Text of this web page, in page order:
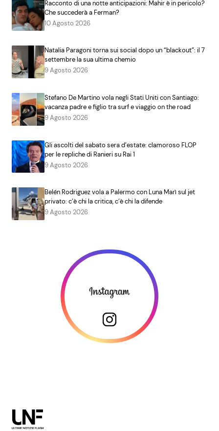
Racconto di una notte anticipazioni: Mahir è in pericolo?
Che succederà a Ferman?
10 Agosto 2026
Natalia Paragoni torna sui social dopo un “blackout”: il 7
settembre la sua ultima chemio
9 Agosto 2026
Stefano De Martino vola negli Stati Uniti con Santiago:
vacanza padre e figlio tra surf e viaggio on the road
9 Agosto 2026
Gli ascolti del sabato sera d’estate: clamoroso FLOP
per le repliche di Ranieri su Rai 1
9 Agosto 2026
Belén Rodriguez vola a Palermo con Luna Marì sul jet
privato: c’è chi la critica, c’è chi la difende
9 Agosto 2026